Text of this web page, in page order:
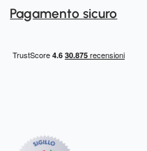
Pagamento sicuro